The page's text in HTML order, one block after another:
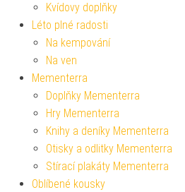
Kvídovy doplňky
Léto plné radosti
Na kempování
Na ven
Mementerra
Doplňky Mementerra
Hry Mementerra
Knihy a deníky Mementerra
Otisky a odlitky Mementerra
Stírací plakáty Mementerra
Oblíbené kousky